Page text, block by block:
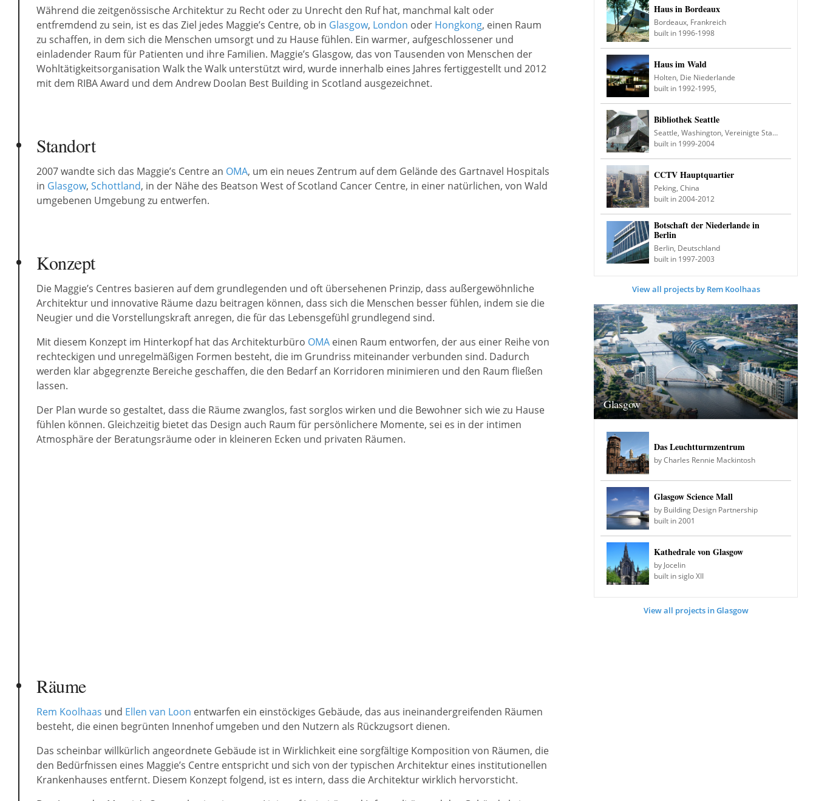
Während die zeitgenössische Architektur zu Recht oder zu Unrecht den Ruf hat, manchmal kalt oder
entfremdend zu sein, ist es das Ziel jedes Maggie’s Centre, ob in Glasgow, London oder Hongkong, einen Raum
zu schaffen, in dem sich die Menschen umsorgt und zu Hause fühlen. Ein warmer, aufgeschlossener und
einladender Raum für Patienten und ihre Familien. Maggie’s Glasgow, das von Tausenden von Menschen der
Wohltätigkeitsorganisation Walk the Walk unterstützt wird, wurde innerhalb eines Jahres fertiggestellt und 2012
mit dem RIBA Award und dem Andrew Doolan Best Building in Scotland ausgezeichnet.
Standort
2007 wandte sich das Maggie’s Centre an OMA, um ein neues Zentrum auf dem Gelände des Gartnavel Hospitals
in Glasgow, Schottland, in der Nähe des Beatson West of Scotland Cancer Centre, in einer natürlichen, von Wald
umgebenen Umgebung zu entwerfen.
Konzept
Die Maggie’s Centres basieren auf dem grundlegenden und oft übersehenen Prinzip, dass außergewöhnliche
Architektur und innovative Räume dazu beitragen können, dass sich die Menschen besser fühlen, indem sie die
Neugier und die Vorstellungskraft anregen, die für das Lebensgefühl grundlegend sind.
Mit diesem Konzept im Hinterkopf hat das Architekturbüro OMA einen Raum entworfen, der aus einer Reihe von
rechteckigen und unregelmäßigen Formen besteht, die im Grundriss miteinander verbunden sind. Dadurch
werden klar abgegrenzte Bereiche geschaffen, die den Bedarf an Korridoren minimieren und den Raum fließen
lassen.
Der Plan wurde so gestaltet, dass die Räume zwanglos, fast sorglos wirken und die Bewohner sich wie zu Hause
fühlen können. Gleichzeitig bietet das Design auch Raum für persönlichere Momente, sei es in der intimen
Atmosphäre der Beratungsräume oder in kleineren Ecken und privaten Räumen.
Räume
Rem Koolhaas und Ellen van Loon entwarfen ein einstöckiges Gebäude, das aus ineinandergreifenden Räumen
besteht, die einen begrünten Innenhof umgeben und den Nutzern als Rückzugsort dienen.
Das scheinbar willkürlich angeordnete Gebäude ist in Wirklichkeit eine sorgfältige Komposition von Räumen, die
den Bedürfnissen eines Maggie’s Centre entspricht und sich von der typischen Architektur eines institutionellen
Krankenhauses entfernt. Diesem Konzept folgend, ist es intern, dass die Architektur wirklich hervorsticht.
Haus in Bordeaux
Bordeaux, Frankreich
built in 1996-1998
Haus im Wald
Holten, Die Niederlande
built in 1992-1995,
Bibliothek Seattle
Seattle, Washington, Vereinigte Staaten
built in 1999-2004
CCTV Hauptquartier
Peking, China
built in 2004-2012
Botschaft der Niederlande in
Berlin
Berlin, Deutschland
built in 1997-2003
View all projects by Rem Koolhaas
Glasgow
Das Leuchtturmzentrum
by Charles Rennie Mackintosh
Glasgow Science Mall
by Building Design Partnership
built in 2001
Kathedrale von Glasgow
by Jocelin
built in siglo XII
View all projects in Glasgow